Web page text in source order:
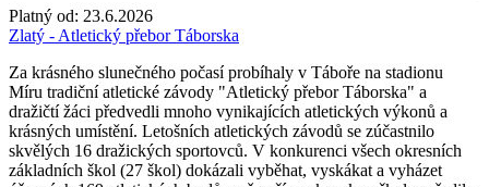
Platný od: 23.6.2026
Zlatý - Atletický přebor Táborska
Za krásného slunečného počasí probíhaly v Táboře na stadionu
Míru tradiční atletické závody "Atletický přebor Táborska" a
dražičtí žáci předvedli mnoho vynikajících atletických výkonů a
krásných umístění. Letošních atletických závodů se zúčastnilo
skvělých 16 dražických sportovců. V konkurenci všech okresních
základních škol (27 škol) dokázali vyběhat, vyskákat a vyházet